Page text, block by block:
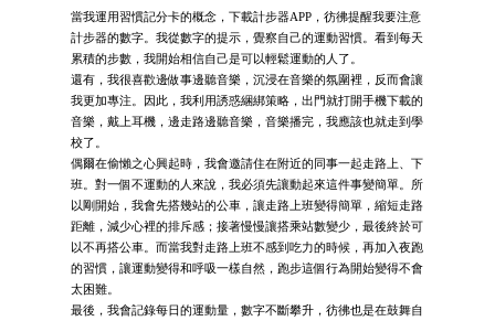
當我運用習慣記分卡的概念，下載計步器APP，彷彿提醒我要注意
計步器的數字。我從數字的提示，覺察自己的運動習慣。看到每天
累積的步數，我開始相信自己是可以輕鬆運動的人了。
還有，我很喜歡邊做事邊聽音樂，沉浸在音樂的氛圍裡，反而會讓
我更加專注。因此，我利用誘惑綑綁策略，出門就打開手機下載的
音樂，戴上耳機，邊走路邊聽音樂，音樂播完，我應該也就走到學
校了。
偶爾在偷懶之心興起時，我會邀請住在附近的同事一起走路上、下
班。對一個不運動的人來說，我必須先讓動起來這件事變簡單。所
以剛開始，我會先搭幾站的公車，讓走路上班變得簡單，縮短走路
距離，減少心裡的排斥感；接著慢慢讓搭乘站數變少，最後終於可
以不再搭公車。而當我對走路上班不感到吃力的時候，再加入夜跑
的習慣，讓運動變得和呼吸一樣自然，跑步這個行為開始變得不會
太困難。
最後，我會記錄每日的運動量，數字不斷攀升，彷彿也是在鼓舞自